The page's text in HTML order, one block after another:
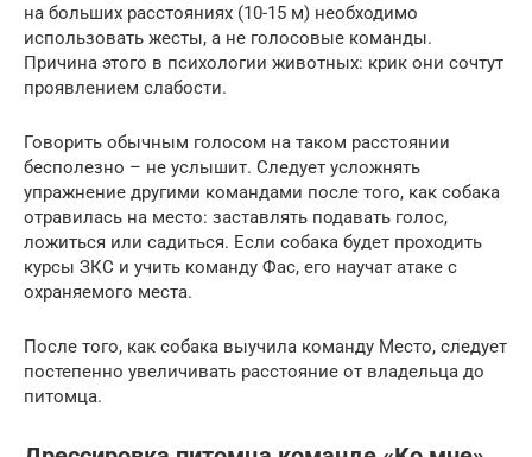
на больших расстояниях (10-15 м) необходимо
использовать жесты, а не голосовые команды.
Причина этого в психологии животных: крик они сочтут
проявлением слабости.
Говорить обычным голосом на таком расстоянии
бесполезно – не услышит. Следует усложнять
упражнение другими командами после того, как собака
отравилась на место: заставлять подавать голос,
ложиться или садиться. Если собака будет проходить
курсы ЗКС и учить команду Фас, его научат атаке с
охраняемого места.
После того, как собака выучила команду Место, следует
постепенно увеличивать расстояние от владельца до
питомца.